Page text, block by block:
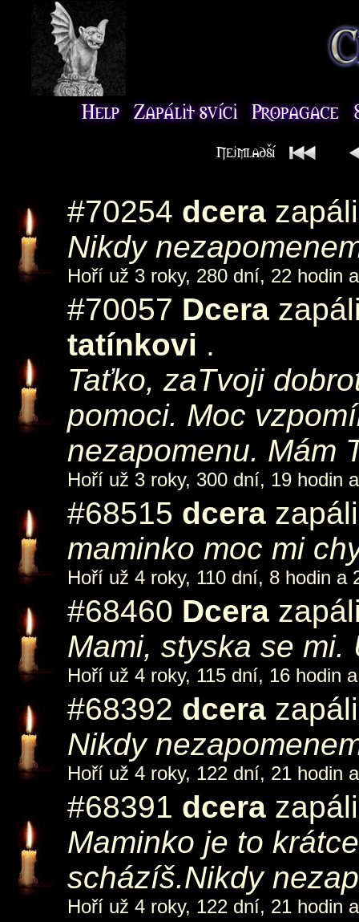
#70254 dcera
Nikdy
Hoří už 3 roky, 280 dní, 22 hodin
#70057 Dcera
tatínkovi .
Taťko, zaTvoji
pomoci. Moc
nezapomenu. Mám
Hoří už 3 roky, 300 dní, 19 hodin
#68515 dcera
maminko moc mi
Hoří už 4 roky, 110 dní, 8 hodin a
#68460 Dcera
Mami, styska se mi.
Hoří už 4 roky, 115 dní, 16 hodin
#68392 dcera
Nikdy
Hoří už 4 roky, 122 dní, 21 hodin
#68391 dcera
Maminko je to
scházíš.Nikdy
Hoří už 4 roky, 122 dní, 21 hodin